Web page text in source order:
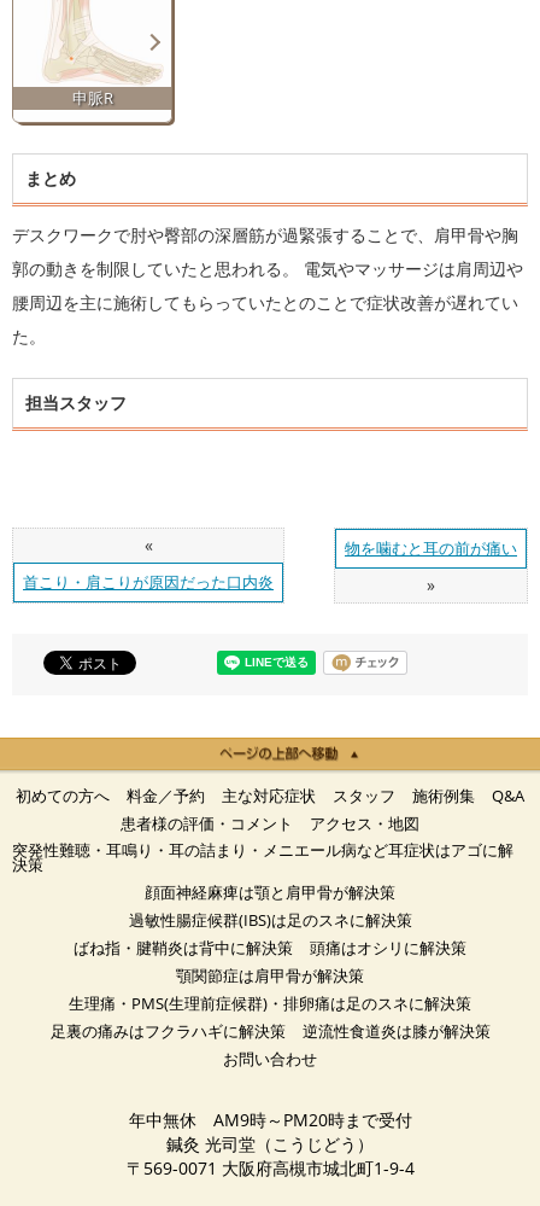
申脈R
まとめ
デスクワークで肘や臀部の深層筋が過緊張することで、肩甲骨や胸
郭の動きを制限していたと思われる。 電気やマッサージは肩周辺や
腰周辺を主に施術してもらっていたとのことで症状改善が遅れてい
た。
担当スタッフ
«
首こり・肩こりが原因だった口内炎
物を噛むと耳の前が痛い
»
初めての方へ 料金／予約 主な対応症状 スタッフ 施術例集
Q&A
患者様の評価・コメント
アクセス・地図
突発性難聴・耳鳴り・耳の詰まり・メニエール病など耳症状はアゴに解
決策
顔面神経麻痺は顎と肩甲骨が解決策
過敏性腸症候群(IBS)は足のスネに解決策
ばね指・腱鞘炎は背中に解決策
頭痛はオシリに解決策
顎関節症は肩甲骨が解決策
生理痛・PMS(生理前症候群)・排卵痛は足のスネに解決策
足裏の痛みはフクラハギに解決策
逆流性食道炎は膝が解決策
お問い合わせ
年中無休 AM9時～PM20時まで受付
鍼灸 光司堂（こうじどう）
〒569-0071 大阪府高槻市城北町1-9-4